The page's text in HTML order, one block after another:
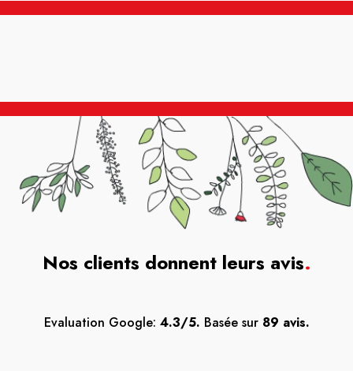
Nos clients donnent leurs avis.
Evaluation Google: 4.3/5. Basée sur 89 avis.